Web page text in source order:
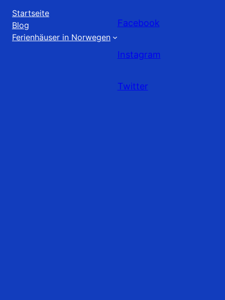
Startseite
Blog
Ferienhäuser in Norwegen
Facebook
Instagram
Twitter